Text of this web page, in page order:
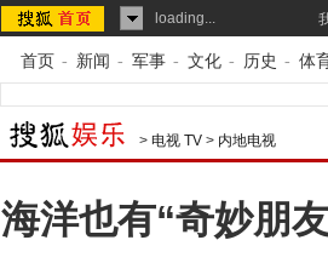
loading...
首页 - 新闻 - 军事 - 文化 - 历史 - 体
> 电视 TV > 内地电视
海洋也有“奇妙朋